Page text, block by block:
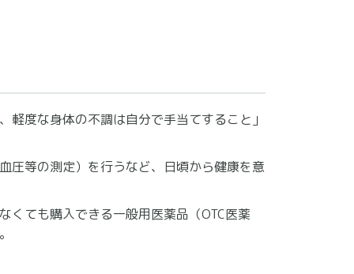
度な身体の不調は自分で手当てすること」
圧等の測定）を行うなど、日頃から健康を意
くても購入できる一般用医薬品（OTC医薬